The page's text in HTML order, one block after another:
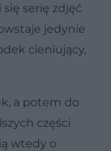
serię zdjęć
jedynie
cieniujący,
a potem do
części
wtedy o